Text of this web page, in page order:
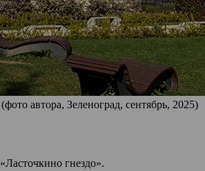
автора, Зеленоград, сентябрь, 2025)
гнездо».